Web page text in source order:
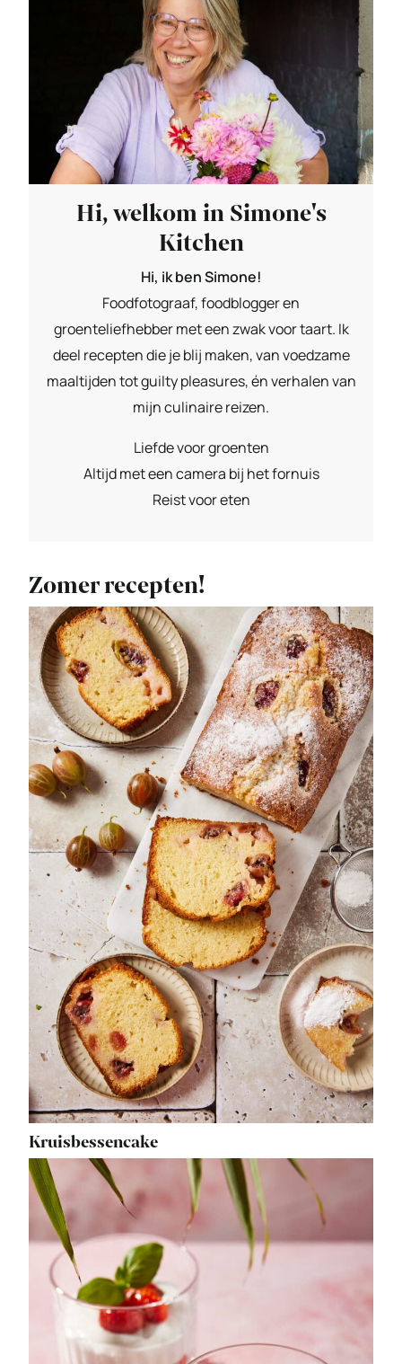
Hi, welkom in Simone's
Kitchen
Hi, ik ben Simone!
Foodfotograaf, foodblogger en
groenteliefhebber met een zwak voor taart. Ik
deel recepten die je blij maken, van voedzame
maaltijden tot guilty pleasures, én verhalen van
mijn culinaire reizen.
Liefde voor groenten
Altijd met een camera bij het fornuis
Reist voor eten
Zomer recepten!
Kruisbessencake